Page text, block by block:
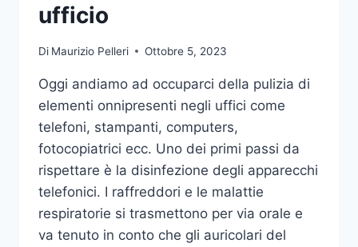
ufficio
Di Maurizio Pelleri Ottobre 5, 2023
Oggi andiamo ad occuparci della pulizia di
elementi onnipresenti negli uffici come
telefoni, stampanti, computers,
fotocopiatrici ecc. Uno dei primi passi da
rispettare è la disinfezione degli apparecchi
telefonici. I raffreddori e le malattie
respiratorie si trasmettono per via orale e
va tenuto in conto che gli auricolari del